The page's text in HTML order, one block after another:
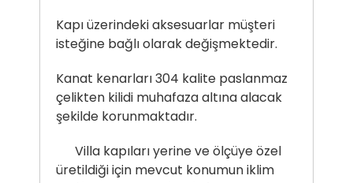
Kapı üzerindeki aksesuarlar müşteri
isteğine bağlı olarak değişmektedir.
Kanat kenarları 304 kalite paslanmaz
çelikten kilidi muhafaza altına alacak
şekilde korunmaktadır.
Villa kapıları yerine ve ölçüye özel
üretildiği için mevcut konumun iklim